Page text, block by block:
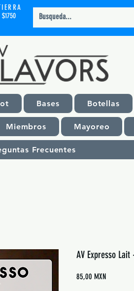
Bases Botellas
Miembros Mayoreo
Frecuentes
AV Expresso Lait
85,00 MXNPrecio